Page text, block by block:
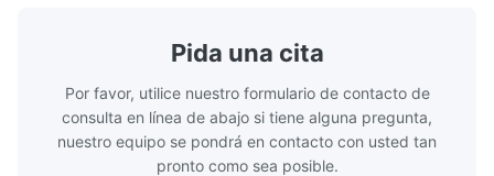
Pida una cita
Por favor, utilice nuestro formulario de contacto de
consulta en línea de abajo si tiene alguna pregunta,
nuestro equipo se pondrá en contacto con usted tan
pronto como sea posible.